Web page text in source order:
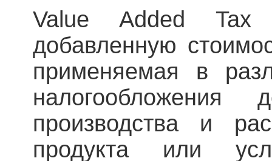
Value Added
добавленную
применяемая в
производства и
продукта или